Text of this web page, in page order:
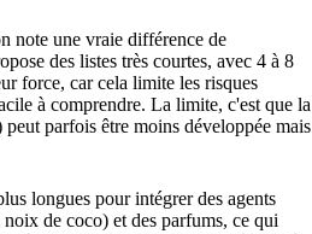
note une vraie différence de
des listes très courtes, avec 4 à 8
force, car cela limite les risques
à comprendre. La limite, c'est que la
parfois être moins développée mais
longues pour intégrer des agents
de coco) et des parfums, ce qui